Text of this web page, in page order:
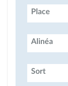
Place
Alinéa
Sort